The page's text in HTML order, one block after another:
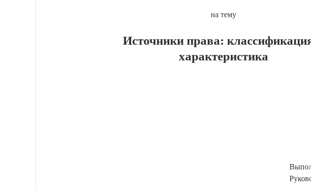
на тему
Источники права:
характеристика